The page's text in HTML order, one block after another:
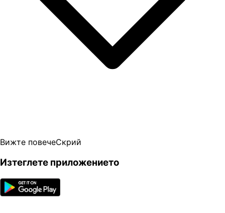
Вижте повечеСкрий
Изтеглете приложението